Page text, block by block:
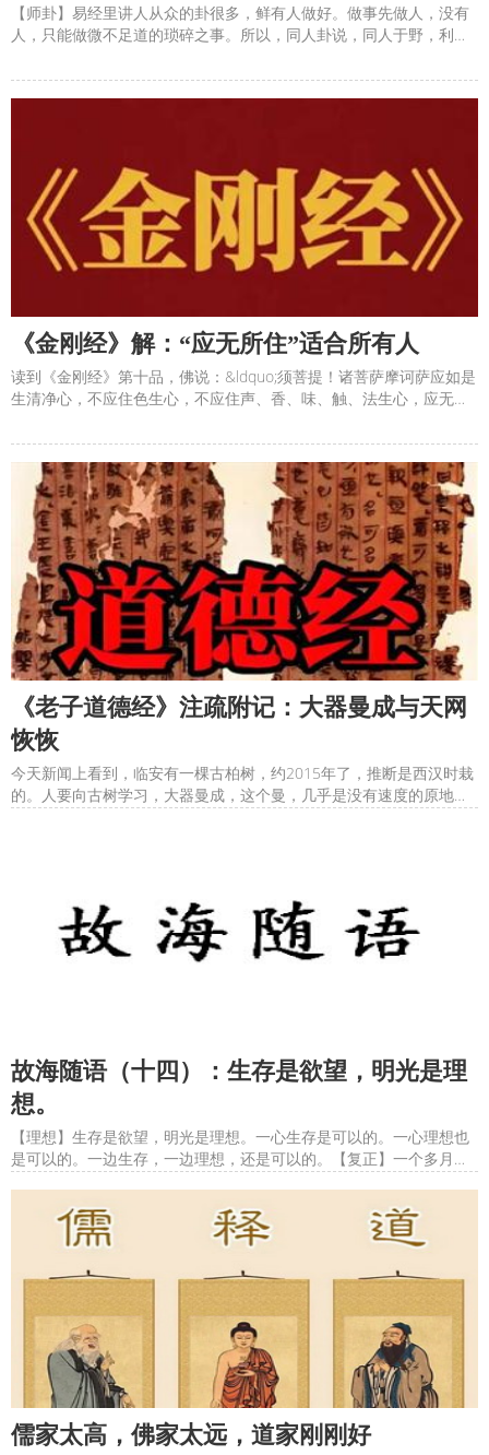
【师卦】易经里讲人从众的卦很多，鲜有人做好。做事先做人，没有
人，只能做微不足道的琐碎之事。所以，同人卦说，同人于野，利涉
事还大的，就要合作，而最容易获得信任的还是身边的人，因为时间
有限，成本最低，竞争激烈，时不我待。谁先聚起人，谁就占得先
《金刚经》解：“应无所住”适合所有人
读到《金刚经》第十品，佛说：&ldquo;须菩提！诸菩萨摩诃萨应如是
生清净心，不应住色生心，不应住声、香、味、触、法生心，应无所
而不只是诸菩萨。什么是&ldquo;应无所住&rdquo;？就是不要分彼
此，分你我。用《金刚经》的话来说，
《老子道德经》注疏附记：大器曼成与天网
恢恢
今天新闻上看到，临安有一棵古柏树，约2015年了，推断是西汉时栽
的。人要向古树学习，大器曼成，这个曼，几乎是没有速度的原地踏
故海随语（十四）：​生存是欲望，明光是理
想。
【理想】生存是欲望，明光是理想。一心生存是可以的。一心理想也
是可以的。一边生存，一边理想，还是可以的。【复正】一个多月地
就是继续注疏《老子道德经》。&#8203;争取端午节前完成《德经》
大部分，然后打道回草堂，收割蜂蜜，收获枇杷。【死生】老&am
儒家太高，佛家太远，道家刚刚好